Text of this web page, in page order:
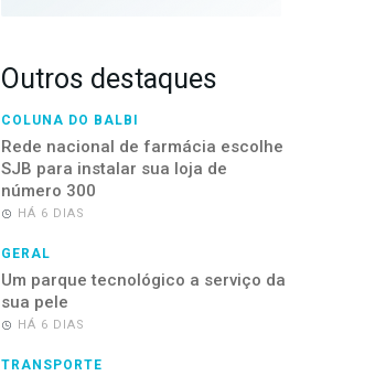
Outros destaques
COLUNA DO BALBI
Rede nacional de farmácia escolhe
SJB para instalar sua loja de
número 300
HÁ 6 DIAS
GERAL
Um parque tecnológico a serviço da
sua pele
HÁ 6 DIAS
TRANSPORTE